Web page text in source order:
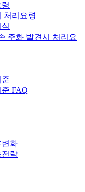
처리요령
주화 발견시 처리요
FAQ
변화
전략